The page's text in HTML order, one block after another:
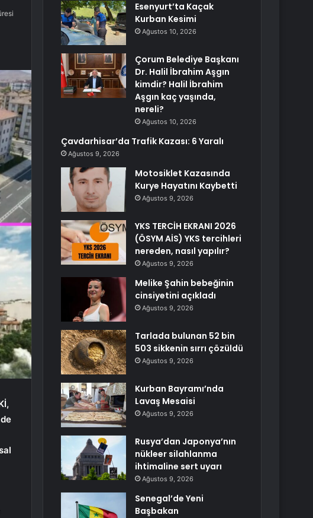
Esenyurt’ta Kaçak
Kurban Kesimi
Ağustos 10, 2026
Çorum Belediye Başkanı
Dr. Halil İbrahim Aşgın
kimdir? Halil İbrahim
Aşgın kaç yaşında,
nereli?
Ağustos 10, 2026
Çavdarhisar’da Trafik Kazası: 6 Yaralı
Ağustos 9, 2026
Motosiklet Kazasında
Kurye Hayatını Kaybetti
Ağustos 9, 2026
YKS TERCİH EKRANI 2026
(ÖSYM AİS) YKS tercihleri
nereden, nasıl yapılır?
Ağustos 9, 2026
Melike Şahin bebeğinin
cinsiyetini açıkladı
Ağustos 9, 2026
Tarlada bulunan 52 bin
503 sikkenin sırrı çözüldü
Ağustos 9, 2026
Kurban Bayramı’nda
Lavaş Mesaisi
Ağustos 9, 2026
Rusya’dan Japonya’nın
nükleer silahlanma
ihtimaline sert uyarı
Ağustos 9, 2026
Senegal’de Yeni
Başbakan